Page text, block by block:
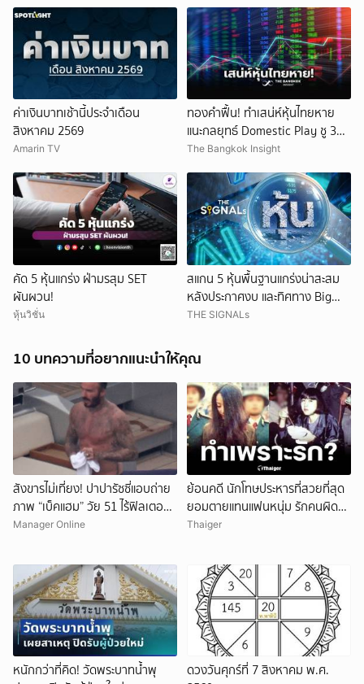
ค่าเงินบาทเช้านี้ประจำเดือน
สิงหาคม 2569
Amarin TV
ทองคำฟื้น! ทำเสน่ห์หุ้นไทยหาย
แนะกลยุทธ์ Domestic Play ชู 3
หุ้นเด่น
The Bangkok Insight
คัด 5 หุ้นแกร่ง ฝ่ามรสุม SET
ผันผวน!
หุ้นวิชั่น
สแกน 5 หุ้นพื้นฐานแกร่งน่าสะสม
หลังประกาศงบ และทิศทาง Big
Tech ในเวลานี้
THE SIGNALs
10 บทความที่อยากแนะนำให้คุณ
สังขารไม่เที่ยง! ปาปารัซซี่แอบถ่าย
ภาพ “เบ็คแฮม” วัย 51 ไร้ฟิลเตอร์
เผยให้เห็นผมบาง-ศีรษะล้าน
Manager Online
ย้อนคดี นักโทษประหารที่สวยที่สุด
ยอมตายแทนแฟนหนุ่ม รักคนผิด
ชีวิตดิ่งเหว
Thaiger
หนักกว่าที่คิด! วัดพระบาทน้ำพุ
ดวงวันศุกร์ที่ 7 สิงหาคม พ.ศ.